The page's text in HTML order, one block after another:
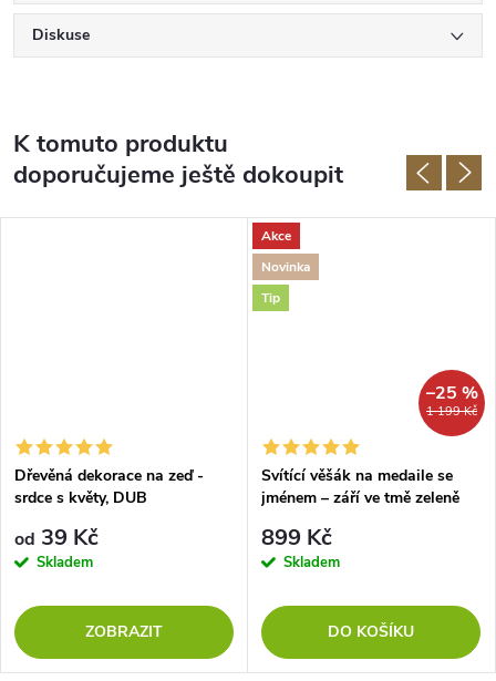
Diskuse
K tomuto produktu
doporučujeme ještě dokoupit
Dřevěná dekorace na zeď -
srdce s květy, DUB
od 39 Kč
Skladem
ZOBRAZIT
Akce
Novinka
Tip
1 199 Kč
–25 %
Svítící věšák na medaile se
jménem – září ve tmě zeleně
899 Kč
Skladem
DO KOŠÍKU